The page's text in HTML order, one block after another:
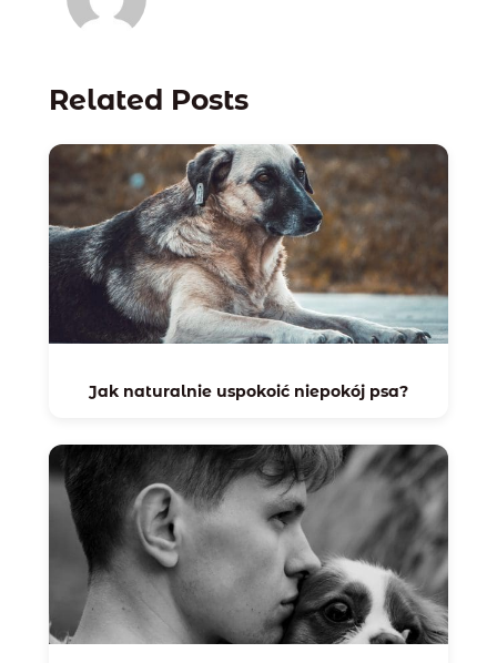
Related Posts
Jak naturalnie uspokoić niepokój psa?